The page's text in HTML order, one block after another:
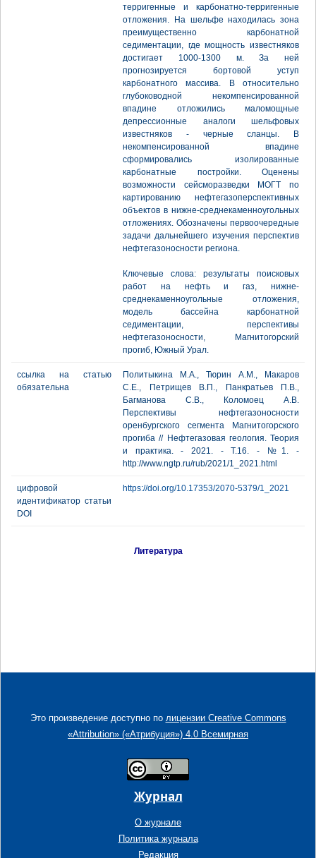
терригенные и карбонатно-терригенные
отложения. На шельфе находилась зона
преимущественно карбонатной
седиментации, где мощность известняков
достигает 1000-1300 м. За ней
прогнозируется бортовой уступ
карбонатного массива. В относительно
глубоководной некомпенсированной
впадине отложились маломощные
депрессионные аналоги шельфовых
известняков - черные сланцы. В
некомпенсированной впадине
сформировались изолированные
карбонатные постройки. Оценены
возможности сейсморазведки МОГТ по
картированию нефтегазоперспективных
объектов в нижне-среднекаменноугольных
отложениях. Обозначены первоочередные
задачи дальнейшего изучения перспектив
нефтегазоносности региона.
Ключевые слова: результаты поисковых
работ на нефть и газ, нижне-
среднекаменноугольные отложения,
модель бассейна карбонатной
седиментации, перспективы
нефтегазоносности, Магнитогорский
прогиб, Южный Урал.
ссылка на статью
обязательна
Политыкина М.А., Тюрин А.М., Макаров
С.Е., Петрищев В.П., Панкратьев П.В.,
Багманова С.В., Коломоец А.В.
Перспективы нефтегазоносности
оренбургского сегмента Магнитогорского
прогиба // Нефтегазовая геология. Теория
и практика. - 2021. - Т.16. - №1. -
http://www.ngtp.ru/rub/2021/1_2021.html
цифровой
идентификатор статьи
DOI
https://doi.org/10.17353/2070-5379/1_2021
Литература
Это произведение доступно по лицензии Creative Commons
«Attribution» («Атрибуция») 4.0 Всемирная
Журнал
О журнале
Политика журнала
Редакция